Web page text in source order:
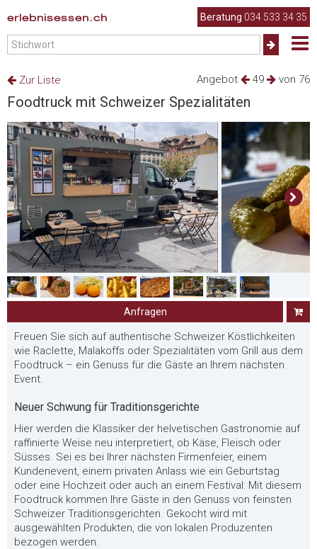
erlebnisessen.ch Beratung 034 533 34 35
Angebot 49 von 76
Zur Liste
Foodtruck mit Schweizer Spezialitäten
Anfragen
Freuen Sie sich auf authentische Schweizer Köstlichkeiten
wie Raclette, Malakoffs oder Spezialitäten vom Grill aus dem
Foodtruck – ein Genuss für die Gäste an Ihrem nächsten
Event.
Neuer Schwung für Traditionsgerichte
Hier werden die Klassiker der helvetischen Gastronomie auf
raffinierte Weise neu interpretiert, ob Käse, Fleisch oder
Süsses. Sei es bei Ihrer nächsten Firmenfeier, einem
Kundenevent, einem privaten Anlass wie ein Geburtstag
oder eine Hochzeit oder auch an einem Festival: Mit diesem
Foodtruck kommen Ihre Gäste in den Genuss von feinsten
Schweizer Traditionsgerichten. Gekocht wird mit
ausgewählten Produkten, die von lokalen Produzenten
bezogen werden.